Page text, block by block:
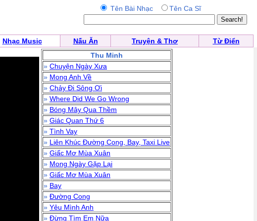
Tên Bài Nhạc Tên Ca Sĩ
Nhạc Music Nấu Ăn Truyện & Thơ
Từ Điển
Thu Minh
» Chuyện Ngày Xưa
» Mong Anh Về
» Chảy Đi Sông Ơi
» Where Did We Go Wrong
» Bóng Mây Qua Thềm
» Giác Quan Thứ 6
» Tình Vay
» Liên Khúc Đường Cong, Bay, Taxi Live
» Giấc Mơ Mùa Xuân
» Mong Ngày Gặp Lại
» Giấc Mơ Mùa Xuân
» Bay
» Đường Cong
» Yêu Mình Anh
» Đừng Tìm Em Nữa